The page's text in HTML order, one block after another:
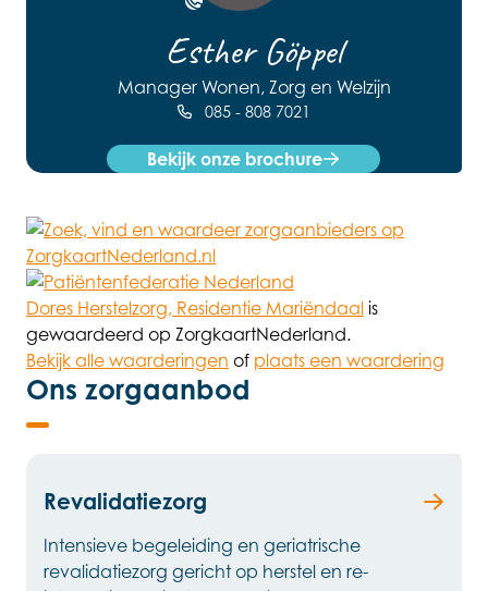
Esther Göppel
Manager Wonen, Zorg en Welzijn
Open de contact popup
085 - 808 7021
Bekijk onze brochure
Dores Herstelzorg, Residentie Mariëndaal is
gewaardeerd op ZorgkaartNederland.
Bekijk alle waarderingen of plaats een waardering
Ons zorgaanbod
Revalidatiezorg
Intensieve begeleiding en geriatrische
revalidatiezorg gericht op herstel en re-